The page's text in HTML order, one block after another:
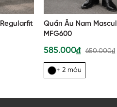
Quần Âu Nam
MFG600
585.000₫ 650.000₫
+ 2 màu